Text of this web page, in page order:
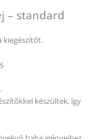
– standard
kiegészítőt.
készültek, így